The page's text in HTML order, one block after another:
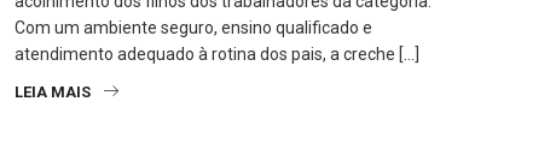
Com um ambiente seguro, ensino qualificado e
atendimento adequado à rotina dos pais, a creche […]
LEIA MAIS